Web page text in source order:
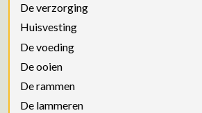
De verzorging
Huisvesting
De voeding
De ooien
De rammen
De lammeren